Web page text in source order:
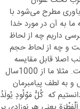
مطرح می‌شود با
ما به آن در مورد خدا
داریم چه از لحاظ
و چه از لحاط حجم
اصلا قابل مقایسه
نیست. مثلا ما از 1000سال
به لطف پیامبرمان
که كُلُّ مَوْلُودٍ يُولَدُ